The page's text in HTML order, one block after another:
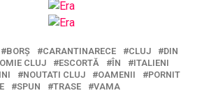
BORȘ CARANTINARECE CLUJ
DIN
CLUJ ESCORTĂ ÎN
ITALIENI
NOUTATI CLUJ OAMENII
PORNIT
SPUN TRASE VAMA